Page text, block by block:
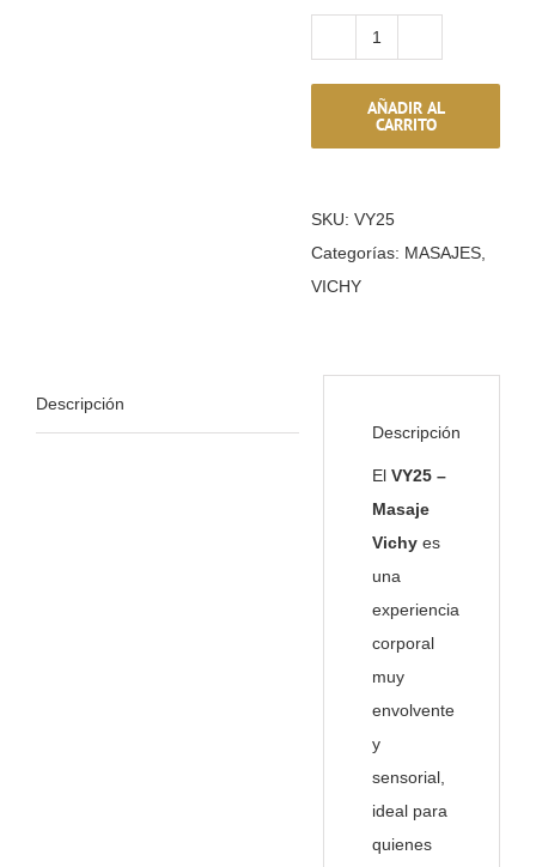
Vichy
cantidad
AÑADIR AL
CARRITO
SKU: VY25
Categorías: MASAJES,
VICHY
Descripción
Descripción
El VY25 –
Masaje
Vichy es
una
experiencia
corporal
muy
envolvente
y
sensorial,
ideal para
quienes